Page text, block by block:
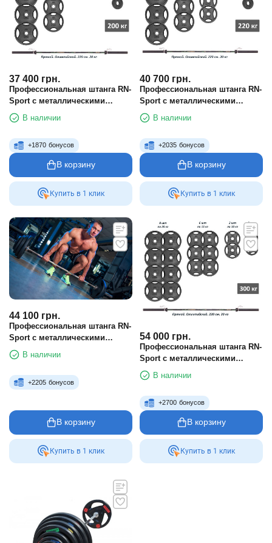
37 400 грн.
Профессиональная штанга RN-
Sport с металлическими
дисками в порошковой
покраске 200 кг
В наличии
+1870 бонусов
В корзину
Купить в 1 клик
40 700 грн.
Профессиональная штанга RN-
Sport с металлическими
дисками в порошковой
покраске 220 кг
В наличии
+2035 бонусов
В корзину
Купить в 1 клик
44 100 грн.
Профессиональная штанга RN-
Sport с металлическими
дисками в порошковой
покраске 240 кг
В наличии
+2205 бонусов
В корзину
Купить в 1 клик
54 000 грн.
Профессиональная штанга RN-
Sport с металлическими
дисками в порошковой
покраске 300 кг
В наличии
+2700 бонусов
В корзину
Купить в 1 клик